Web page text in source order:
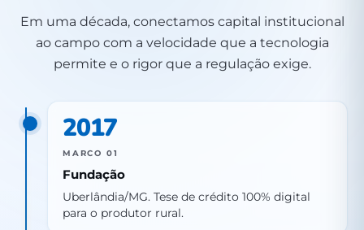
Em uma década, conectamos capital institucional
ao campo com a velocidade que a tecnologia
permite e o rigor que a regulação exige.
2017
MARCO 01
Fundação
Uberlândia/MG. Tese de crédito 100% digital
para o produtor rural.